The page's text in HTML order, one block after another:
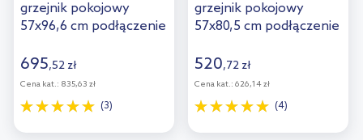
grzejnik pokojowy
57x96,6 cm podłączenie
44
695,52 zł
Cena kat.: 835,63 zł
(3)
grzejnik pokojowy
57x80,5 cm podłączenie
44
520,72 zł
Cena kat.: 626,14 zł
(4)